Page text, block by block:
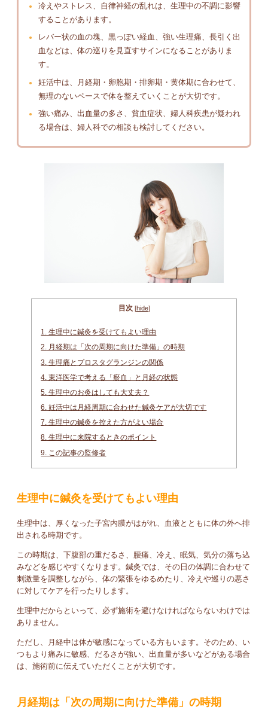
冷えやストレス、自律神経の乱れは、生理中の不調に影響
することがあります。
レバー状の血の塊、黒っぽい経血、強い生理痛、長引く出
血などは、体の巡りを見直すサインになることがありま
す。
妊活中は、月経期・卵胞期・排卵期・黄体期に合わせて、
無理のないペースで体を整えていくことが大切です。
強い痛み、出血量の多さ、貧血症状、婦人科疾患が疑われ
る場合は、婦人科での相談も検討してください。
目次 [hide]
1. 生理中に鍼灸を受けてもよい理由
2. 月経期は「次の周期に向けた準備」の時期
3. 生理痛とプロスタグランジンの関係
4. 東洋医学で考える「瘀血」と月経の状態
5. 生理中のお灸はしても大丈夫？
6. 妊活中は月経周期に合わせた鍼灸ケアが大切です
7. 生理中の鍼灸を控えた方がよい場合
8. 生理中に来院するときのポイント
9.
この記事の監修者
生理中に鍼灸を受けてもよい理由
生理中は、厚くなった子宮内膜がはがれ、血液とともに体の外へ排
出される時期です。
この時期は、下腹部の重だるさ、腰痛、冷え、眠気、気分の落ち込
みなどを感じやすくなります。鍼灸では、その日の体調に合わせて
刺激量を調整しながら、体の緊張をゆるめたり、冷えや巡りの悪さ
に対してケアを行ったりします。
生理中だからといって、必ず施術を避けなければならないわけでは
ありません。
ただし、月経中は体が敏感になっている方もいます。そのため、い
つもより痛みに敏感、だるさが強い、出血量が多いなどがある場合
は、施術前に伝えていただくことが大切です。
月経期は「次の周期に向けた準備」の時期